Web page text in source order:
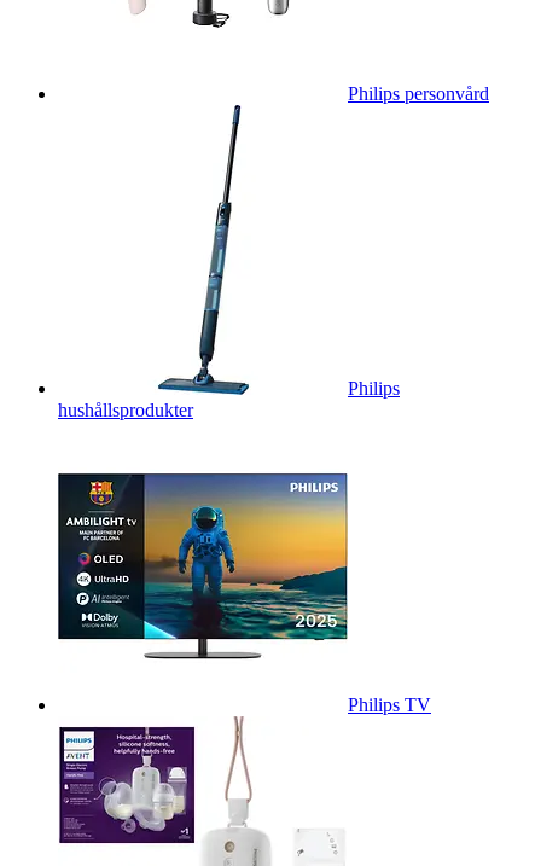
Philips personvård
Philips
hushållsprodukter
Philips TV